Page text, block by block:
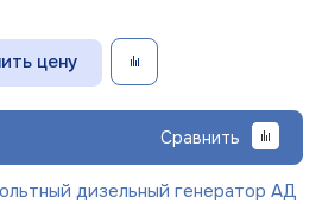
цену
Сравнить
дизельный генератор АД